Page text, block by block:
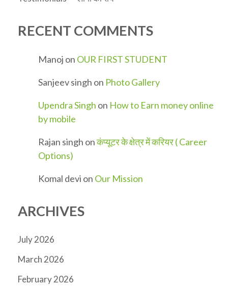
RECENT COMMENTS
Manoj on OUR FIRST STUDENT
Sanjeev singh on Photo Gallery
Upendra Singh on How to Earn money online
by mobile
Rajan singh onकंप्यूटर के क्षेत्र में करियर ( Career
Options)
Komal devi on Our Mission
ARCHIVES
July 2026
March 2026
February 2026